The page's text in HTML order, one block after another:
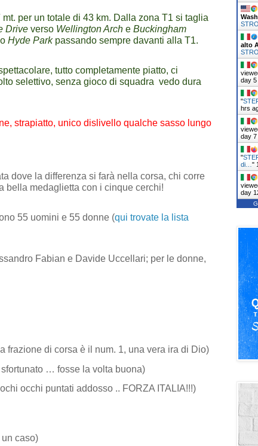
per un totale di 43 km. Dalla zona T1 si taglia
Drive verso Wellington Arch e Buckingham
Hyde Parkpassando sempre davanti alla T1.
tutto completamente piatto, ci
selettivo, senza gioco di squadra vedo dura
strapiatto, unico dislivello qualche sasso lungo
dove la differenza si farà nella corsa, chi corre
bella medaglietta con i cinque cerchi!
55 uomini e 55 donne (qui trovate la lista
Fabian e Davide Uccellari; per le donne,
frazione di corsa è il num. 1, una vera ira di Dio)
… fosse la volta buona)
occhi puntati addosso .. FORZA ITALIA!!!)
caso)
alto
day
"
hrs
day
"
di… "
day